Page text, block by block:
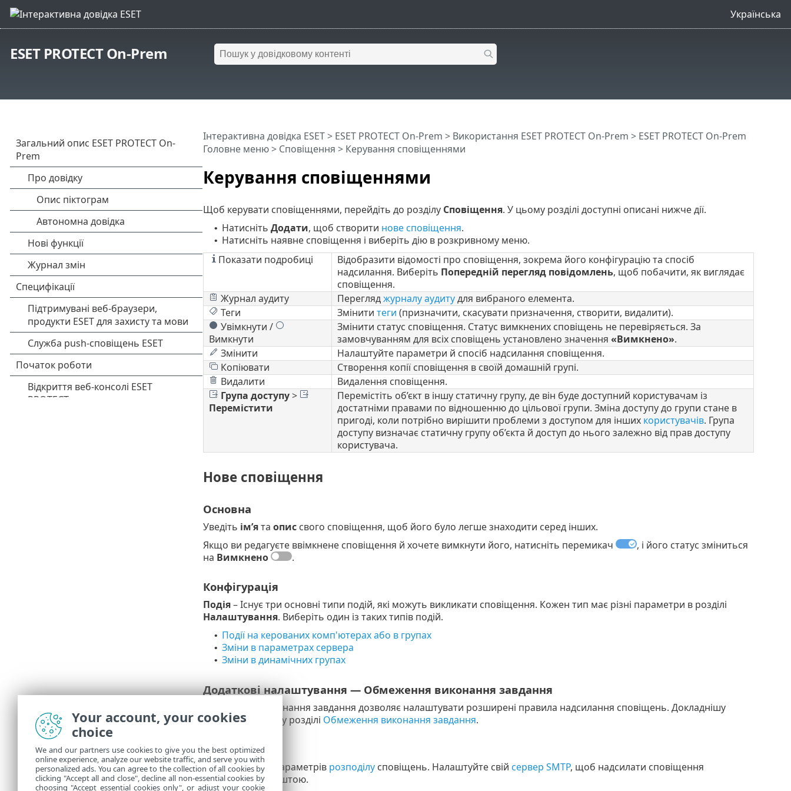
Українська
ESET PROTECT On-Prem
Керування сповіщеннями
Інтерактивна довідка ESET> ESET PROTECT On-Prem > Використання ESET PROTECT On-Prem > ESET PROTECT On-Prem
Головне меню> Сповіщення > Керування сповіщеннями
Щоб керувати сповіщеннями, перейдіть до розділу Сповіщення. У цьому розділі доступні описані нижче дії.
• Натисніть Додати, щоб створити нове сповіщення.
• Натисніть наявне сповіщення і виберіть дію в розкривному меню.
Показати подробиці
Відобразити відомості про сповіщення, зокрема його конфігурацію та спосіб
надсилання. Виберіть Попередній перегляд повідомлень, щоб побачити, як виглядає
сповіщення.
Журнал аудиту
Перегляджурналу аудитудля вибраного елемента.
Теги
Змінити теги (призначити, скасувати призначення, створити, видалити).
Увімкнути /
Вимкнути
Змінити статус сповіщення. Статус вимкнених сповіщень не перевіряється. За
замовчуванням для всіх сповіщень установлено значення «Вимкнено».
Змінити
Налаштуйте параметри й спосіб надсилання сповіщення.
Копіювати
Створення копії сповіщення в своїй домашній групі.
Видалити
Видалення сповіщення.
Група доступу>
Перемістити
Перемістіть об’єкт в іншу статичну групу, де він буде доступний користувачам із
достатніми правами по відношенню до цільової групи. Зміна доступу до групи стане в
пригоді, коли потрібно вирішити проблеми з доступом для інших користувачів. Група
доступу визначає статичну групу об’єкта й доступ до нього залежно від прав доступу
користувача.
Нове сповіщення
Основна
Уведіть ім’ята описсвого сповіщення, щоб його було легше знаходити серед інших.
Якщо ви редагуєте ввімкнене сповіщення й хочете вимкнути його, натисніть перемикач
, і його статус зміниться
на Вимкнено .
Конфігурація
Подія– Існує три основні типи подій, які можуть викликати сповіщення. Кожен тип має різні параметри в розділі
Налаштування. Виберіть один із таких типів подій.
• Події на керованих комп'ютерах або в групах
• Зміни в параметрах сервера
• Зміни в динамічних групах
Додаткові налаштування — Обмеження виконання завдання
Обмеження виконання завдання дозволяє налаштувати розширені правила надсилання сповіщень. Докладнішу
інформацію див. у розділі Обмеження виконання завдання.
Доставка
Налаштування параметрів розподілусповіщень. Налаштуйте свій сервер SMTP, щоб надсилати сповіщення
електронною поштою.
Your account, your cookies
choice
We and our partners use cookies to give you the best optimized
online experience, analyze our website traffic, and serve you with
personalized ads. You can agree to the collection of all cookies by
clicking "Accept all and close", decline all non-essential cookies by
choosing "Accept essential cookies only", or adjust your cookie